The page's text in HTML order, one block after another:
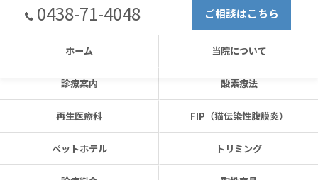
0438-71-4048 ご相談はこちら
ホーム 当院について
診療案内 酸素療法
再生医療科 FIP（猫伝染性腹膜炎）
ペットホテル トリミング